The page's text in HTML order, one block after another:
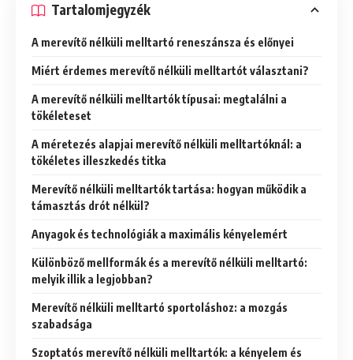
Tartalomjegyzék
A merevítő nélküli melltartó reneszánsza és előnyei
Miért érdemes merevítő nélküli melltartót választani?
A merevítő nélküli melltartók típusai: megtalálni a
tökéleteset
A méretezés alapjai merevítő nélküli melltartóknál: a
tökéletes illeszkedés titka
Merevítő nélküli melltartók tartása: hogyan működik a
támasztás drót nélkül?
Anyagok és technológiák a maximális kényelemért
Különböző mellformák és a merevítő nélküli melltartó:
melyik illik a legjobban?
Merevítő nélküli melltartó sportoláshoz: a mozgás
szabadsága
Szoptatós merevítő nélküli melltartók: a kényelem és